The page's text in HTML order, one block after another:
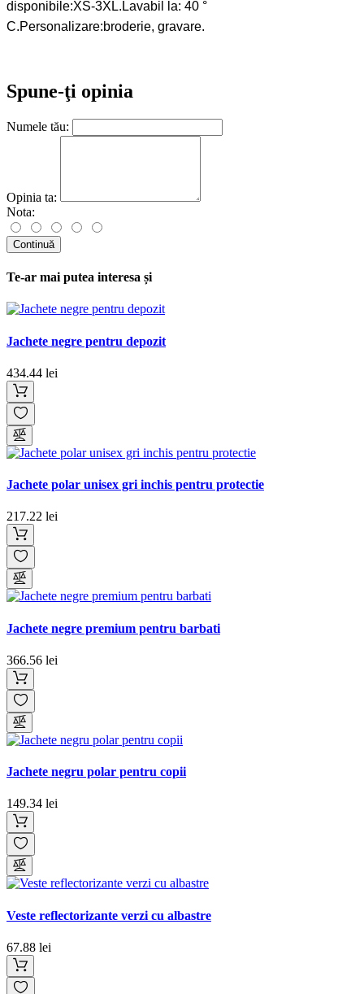
disponibile:XS-3XL.Lavabil la: 40 °
C.Personalizare:broderie, gravare.
Spune-ţi opinia
Numele tău:
Opinia ta:
Nota:
Continuă
Te-ar mai putea interesa și
Jachete negre pentru depozit
434.44 lei
Jachete polar unisex gri inchis pentru protectie
217.22 lei
Jachete negre premium pentru barbati
366.56 lei
Jachete negru polar pentru copii
149.34 lei
Veste reflectorizante verzi cu albastre
67.88 lei